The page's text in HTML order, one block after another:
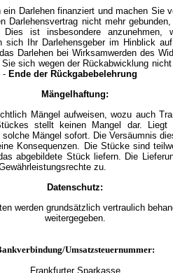
ein Darlehen finanziert und machen Sie
Darlehensvertrag nicht mehr
Dies ist insbesondere anzunehmen,
sich Ihr Darlehensgeber im Hinblick
Darlehen bei Wirksamwerden des
sich wegen der Rückabwicklung
- Ende der Rückgabebelehrung
Mängelhaftung:
Mängel aufweisen, wozu auch
stellt keinen Mangel dar.
Mängel sofort. Die Versäumnis
Konsequenzen. Die Stücke sind
abgebildete Stück liefern. Die
zu.
Datenschutz:
werden grundsätzlich vertraulich
weitergegeben.
Umsatzsteuernummer:
Frankfurter Sparkasse